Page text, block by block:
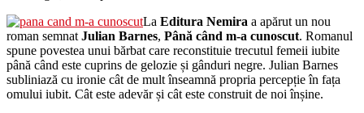
La Editura Nemira a apărut un nou
roman semnat Julian Barnes, Până când m-a cunoscut. Romanul
spune povestea unui bărbat care reconstituie trecutul femeii iubite
până când este cuprins de gelozie și gânduri negre. Julian Barnes
subliniază cu ironie cât de mult înseamnă propria percepție în fața
omului iubit. Cât este adevăr și cât este construit de noi înșine.